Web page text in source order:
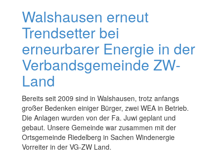
Walshausen erneut
Trendsetter bei
erneurbarer Energie in der
Verbandsgemeinde ZW-
Land
Bereits seit 2009 sind in Walshausen, trotz anfangs
großer Bedenken einiger Bürger, zwei WEA in Betrieb.
Die Anlagen wurden von der Fa. Juwi geplant und
gebaut. Unsere Gemeinde war zusammen mit der
Ortsgemeinde Riedelberg in Sachen Windenergie
Vorreiter in der VG-ZW Land.